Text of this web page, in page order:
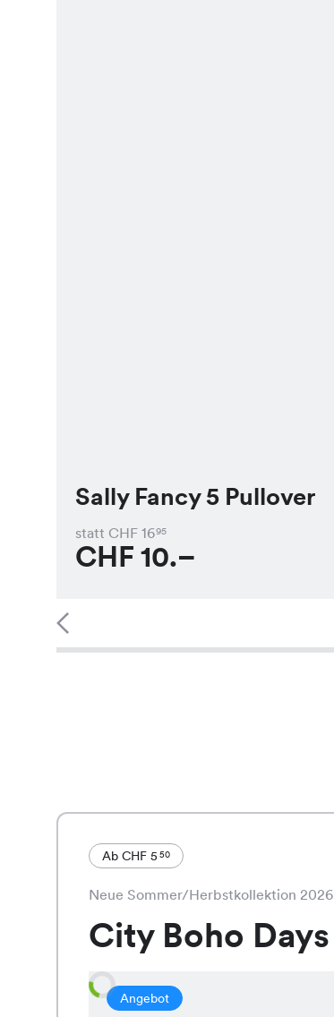
Sally Fancy 5 Pullover
statt CHF 1695
CHF 10.–
Ab CHF 5 50
Neue Sommer/Herbstkollektion 2026
City Boho Days
Angebot